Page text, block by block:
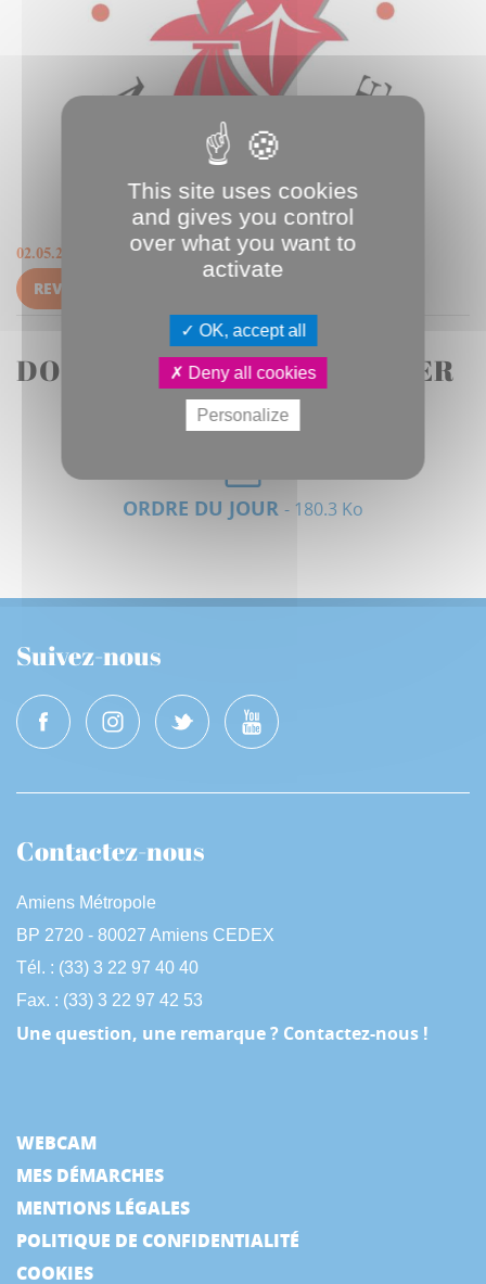
02.05.2019
REVOIR LE CONSEIL, POINT PAR POINT
DOCUMENTS À TÉLÉCHARGER
ORDRE DU JOUR - 180.3 Ko
Suivez-nous
Contactez-nous
Amiens Métropole
BP 2720 - 80027 Amiens CEDEX
Tél. : (33) 3 22 97 40 40
Fax. : (33) 3 22 97 42 53
Une question, une remarque ? Contactez-nous !
WEBCAM
MES DÉMARCHES
MENTIONS LÉGALES
POLITIQUE DE CONFIDENTIALITÉ
COOKIES
This site uses cookies
and gives you control
over what you want to
activate
OK, accept all
Deny all cookies
Personalize